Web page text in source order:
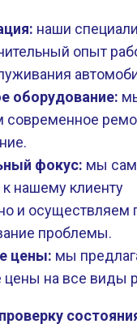
наши
опыт
оборудование:
современное
фокус: мы
нашему клиенту
и осуществляем
проблемы.
цены: мы
на все виды